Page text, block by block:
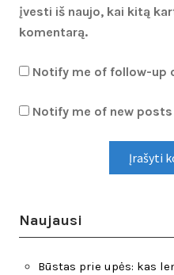
įvesti iš naujo, kai kitą
komentarą.
Notify me of follow-up
Notify me of new
Naujausi
Būstas prie upės: kas